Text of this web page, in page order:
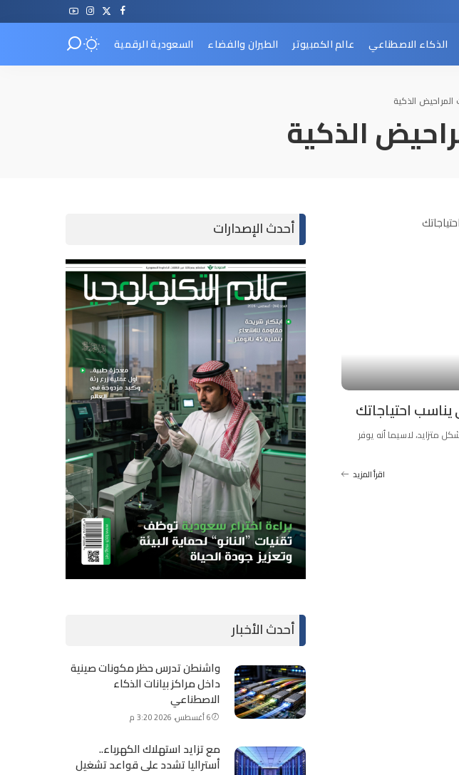
الذكاء الاصطناعي عالم الكمبيوتر الطيران والفضاء السعودية الرقمية
المراحيض الذكية
الذكية
احتياجاتك
متزايد، لاسيما أنه يوفر
اقرأ المزيد
أحدث الإصدارات
أحدث الأخبار
واشنطن تدرس حظر مكونات صينية
داخل مراكز بيانات الذكاء
الاصطناعي
6 أغسطس، 2026 3:20 م
مع تزايد استهلاك الكهرباء..
أستراليا تشدد على قواعد تشغيل